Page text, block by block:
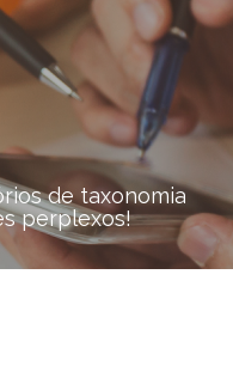
de taxonomia
perplexos!